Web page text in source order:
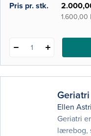
Aalborg.
e-bog (epub3)
Pris pr. stk.
1.600,00
1
Geriatri
Ellen
Geriatri
lærebog,